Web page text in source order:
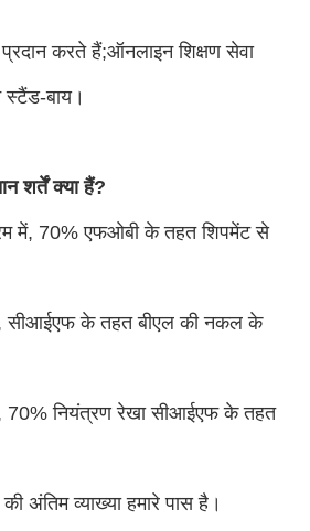
प्रदान करते हैं;ऑनलाइन शिक्षण सेवा
बाय।
शर्तें क्या हैं?
में, 70% एफओबी के तहत शिपमेंट से
सीआईएफ के तहत बीएल की नकल के
70% नियंत्रण रेखा सीआईएफ के तहत
अंतिम व्याख्या हमारे पास है।